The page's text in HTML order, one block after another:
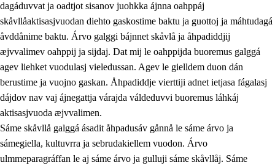
1.3 Lájttális ájádallam ja estetihkalasj diedulasjvuohta
1.4 Dahkamávvo, berustibme ja diehtemvájnogisvuohta
1.5 Vieledus luonnduj ja birásdiedulasjvuohta
1.6 Demokratijja ja oassálasstem
dagáduvvat ja oadtjot sisanov juohkka ájnna oahppáj
skåvllåaktisasjvuodan diehto gaskostime baktu ja guottoj ja máhtudagá
åvddånime baktu. Árvo galggi bájnnet skåvlå ja åhpadiddjij
æjvvalimev oahppij ja sijdaj. Dat mij le oahppijda buoremus galggá
agev liehket vuodulasj vieledussan. Agev le gielldem duon dán
berustime ja vuojno gaskan. Åhpadiddje vierttiji adnet ietjasa fágalasj
dájdov nav vaj ájnegattja várajda váldeduvvi buoremus láhkáj
aktisasjvuoda æjvvalimen.
Sáme skåvllå galggá ásadit åhpadusáv gånnå le sáme árvo ja
sámegiella, kultuvrra ja sebrudakiellem vuodon. Árvo
ulmmeparagráffan le aj sáme árvo ja gulluji sáme skåvllåj. Sáme